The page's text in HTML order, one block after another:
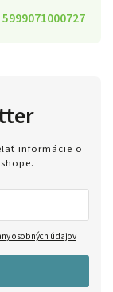
5999071000727
informácie o
osobných údajov